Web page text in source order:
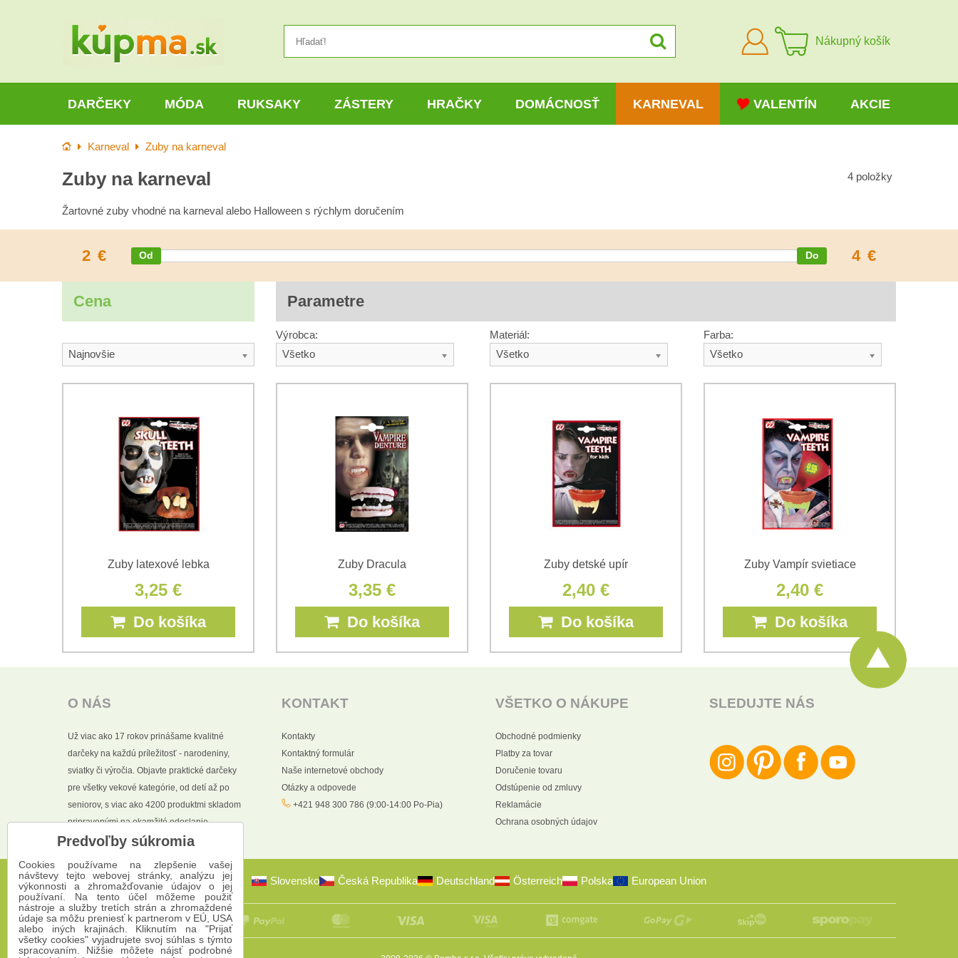
Prihlásiť
sa
Nákupný košík
DARČEKY MÓDA RUKSAKY ZÁSTERY HRAČKY DOMÁCNOSŤ KARNEVAL VALENTÍN AKCIE
Úvod Karneval Zuby na karneval
Zuby na karneval 4 položky
Žartovné zuby vhodné na karneval alebo Halloween s rýchlym doručením
2 € 4 €
Cena Parametre
Najnovšie
Výrobca:
Všetko
Materiál:
Všetko
Farba:
Všetko
Zuby latexové lebka
3,25 €
Do košíka
Zuby Dracula
3,35 €
Do košíka
Zuby detské upír
2,40 €
Do košíka
Zuby Vampír svietiace
2,40 €
Do košíka
O NÁS
Už viac ako 17 rokov prinášame kvalitné
darčeky na každú príležitosť - narodeniny,
sviatky či výročia. Objavte praktické darčeky
pre všetky vekové kategórie, od detí až po
seniorov, s viac ako 4200 produktmi skladom
pripravenými na okamžité odoslanie.
KONTAKT
Kontakty
Kontaktný formulár
Naše internetové obchody
Otázky a odpovede
+421 948 300 786 (9:00-14:00 Po-Pia)
VŠETKO O NÁKUPE
Obchodné podmienky
Platby za tovar
Doručenie tovaru
Odstúpenie od zmluvy
Reklamácie
Ochrana osobných údajov
SLEDUJTE NÁS
Slovensko Česká Republika Deutschland Österreich Polska European Union
Predvoľby súkromia
Cookies používame na zlepšenie vašej
návštevy tejto webovej stránky, analýzu jej
výkonnosti a zhromažďovanie údajov o jej
používaní. Na tento účel môžeme použiť
nástroje a služby tretích strán a zhromaždené
údaje sa môžu preniesť k partnerom v EÚ, USA
alebo iných krajinách. Kliknutím na "Prijať
všetky cookies" vyjadrujete svoj súhlas s týmto
spracovaním. Nižšie môžete nájsť podrobné